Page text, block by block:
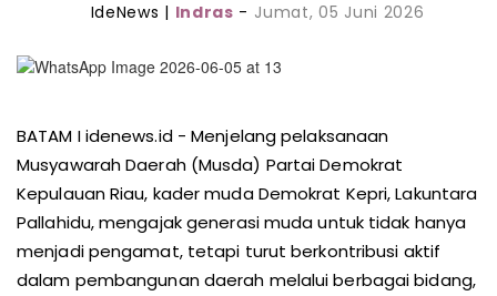
IdeNews | Indras - Jumat, 05 Juni 2026
BATAM I idenews.id - Menjelang pelaksanaan
Musyawarah Daerah (Musda) Partai Demokrat
Kepulauan Riau, kader muda Demokrat Kepri, Lakuntara
Pallahidu, mengajak generasi muda untuk tidak hanya
menjadi pengamat, tetapi turut berkontribusi aktif
dalam pembangunan daerah melalui berbagai bidang,